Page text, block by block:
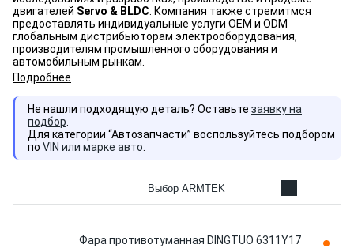
двигателей Servo & BLDC . Компания также стремитмся
предоставлять индивидуальные услуги OEM и ODM
глобальным дистрибьюторам электрооборудования,
производителям промышленного оборудования и
автомобильным рынкам.
Подробнее
Не нашли подходящую деталь? Оставьте заявку на
подбор
Для категории “Автозапчасти” воспользуйтесь подбором
по VIN или марке авто
Выбор ARMTEK
Фара противотуманная DINGTUO 6311Y17